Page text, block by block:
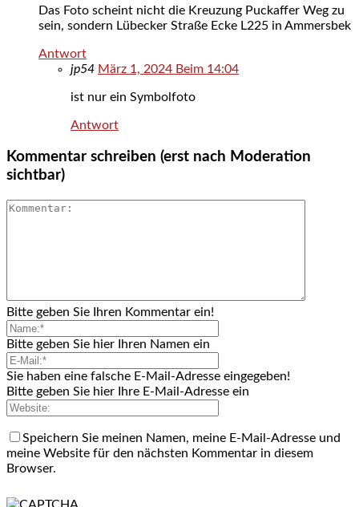
Das Foto scheint nicht die Kreuzung Puckaffer Weg zu
sein, sondern Lübecker Straße Ecke L225 in Ammersbek
Antwort
jp54 März 1, 2024 Beim 14:04
ist nur ein Symbolfoto
Antwort
Kommentar schreiben (erst nach Moderation
sichtbar)
Bitte geben Sie Ihren Kommentar ein!
Bitte geben Sie hier Ihren Namen ein
Sie haben eine falsche E-Mail-Adresse eingegeben!
Bitte geben Sie hier Ihre E-Mail-Adresse ein
Speichern Sie meinen Namen, meine E-Mail-Adresse und
meine Website für den nächsten Kommentar in diesem
Browser.